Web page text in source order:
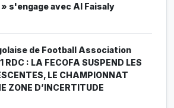
s'engage avec Al Faisaly
de Football Association
RDC : LA FECOFA SUSPEND LES
LE CHAMPIONNAT
ZONE D’INCERTITUDE